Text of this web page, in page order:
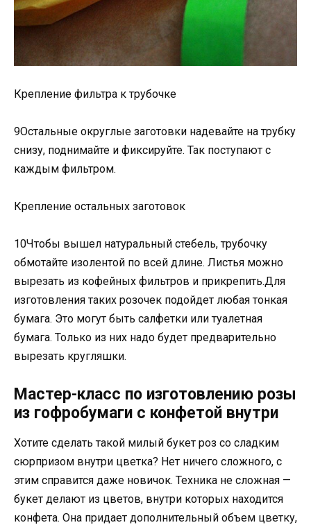
Крепление фильтра к трубочке
9Остальные округлые заготовки надевайте на трубку
снизу, поднимайте и фиксируйте. Так поступают с
каждым фильтром.
Крепление остальных заготовок
10Чтобы вышел натуральный стебель, трубочку
обмотайте изолентой по всей длине. Листья можно
вырезать из кофейных фильтров и прикрепить.Для
изготовления таких розочек подойдет любая тонкая
бумага. Это могут быть салфетки или туалетная
бумага. Только из них надо будет предварительно
вырезать кругляшки.
Мастер-класс по изготовлению розы
из гофробумаги с конфетой внутри
Хотите сделать такой милый букет роз со сладким
сюрпризом внутри цветка? Нет ничего сложного, с
этим справится даже новичок. Техника не сложная —
букет делают из цветов, внутри которых находится
конфета. Она придает дополнительный объем цветку,